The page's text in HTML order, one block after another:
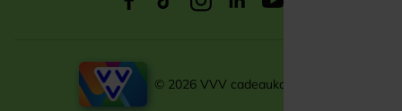
© 2026 VVV cadeaukaarten